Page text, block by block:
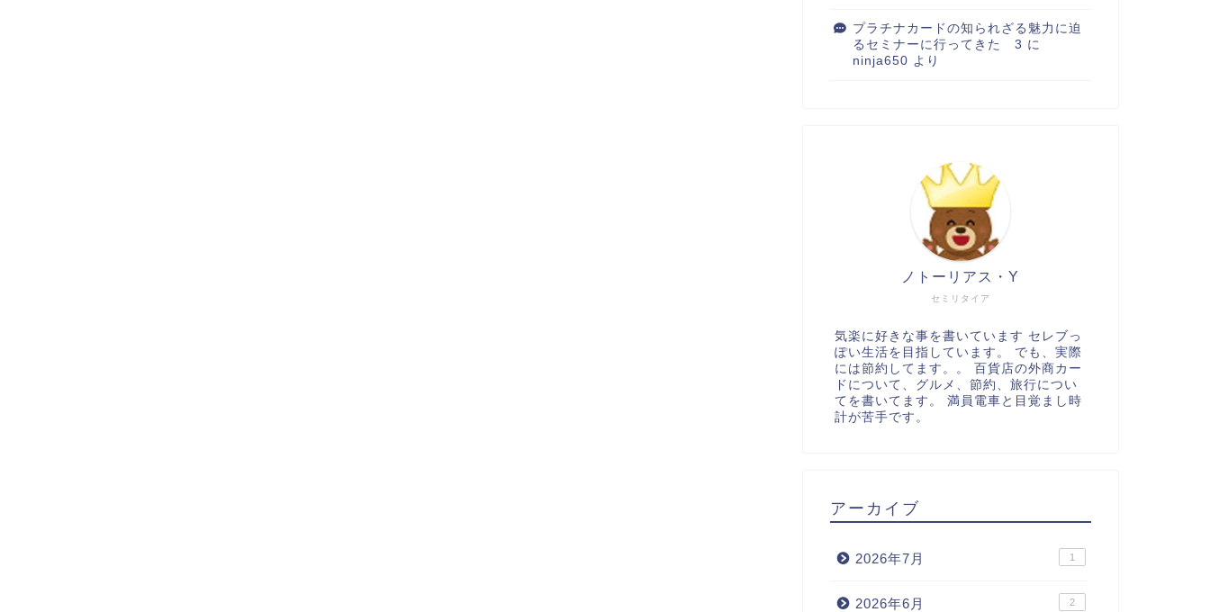
プラチナカードの知られざる魅力に迫
るセミナーに行ってきた 3 に
ninja650 より
セミリタイア
ノトーリアス・Y
気楽に好きな事を書いています セレブっ
ぽい生活を目指しています。 でも、実際
には節約してます。。 百貨店の外商カー
ドについて、グルメ、節約、旅行につい
てを書いてます。 満員電車と目覚まし時
計が苦手です。
アーカイブ
2026年7月 1
2026年6月 2